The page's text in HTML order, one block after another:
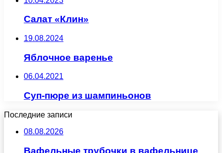
Салат «Клин»
19.08.2024
Яблочное варенье
06.04.2021
Суп-пюре из шампиньонов
Последние записи
08.08.2026
Вафельные трубочки в вафельнице